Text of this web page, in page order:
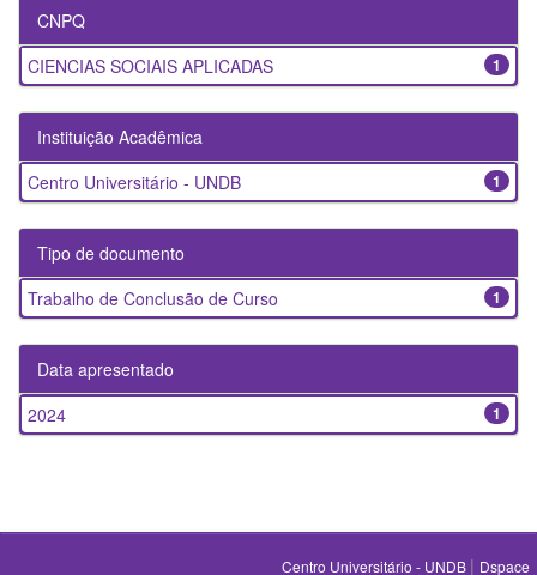
CNPQ
1
CIENCIAS SOCIAIS APLICADAS
Instituição Acadêmica
1
Centro Universitário - UNDB
Tipo de documento
1
Trabalho de Conclusão de Curso
Data apresentado
1
2024
Centro Universitário - UNDB | Dspace